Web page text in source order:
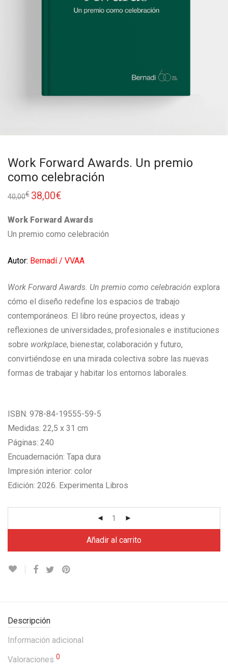
Work Forward Awards. Un premio
como celebración
40,00€ 38,00€
Work Forward Awards
Un premio como celebración
Autor: Bernadí / VVAA
Work Forward Awards. Un premio como celebración explora
cómo el diseño redefine los espacios de trabajo
contemporáneos. El libro reúne proyectos, ideas y
reflexiones de universidades, profesionales e instituciones
sobre workplace, bienestar, colaboración y futuro,
convirtiéndose en una mirada colectiva sobre las nuevas
formas de trabajar y habitar los entornos laborales.
ISBN: 978-84-19555-59-5
Medidas: 22,5 x 31 cm
Páginas: 240
Encuadernación: Tapa dura
Impresión interior: color
Edición: 2026. Experimenta Libros
Añadir al carrito
Descripción
Información adicional
Valoraciones 0